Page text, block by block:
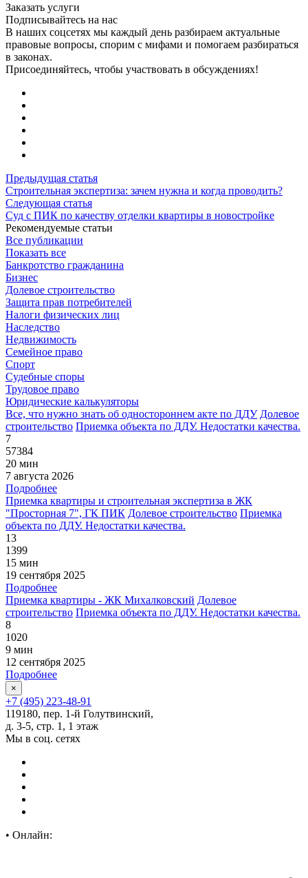
Заказать услуги
Подписывайтесь на нас
В наших соцсетях мы каждый день разбираем актуальные
правовые вопросы, спорим с мифами и помогаем разбираться
в законах.
Присоединяйтесь, чтобы участвовать в обсуждениях!
Предыдущая статья
Строительная экспертиза: зачем нужна и когда проводить?
Следующая статья
Суд с ПИК по качеству отделки квартиры в новостройке
Рекомендуемые статьи
Все публикации
Показать все
Банкротство гражданина
Бизнес
Долевое строительство
Защита прав потребителей
Налоги физических лиц
Наследство
Недвижимость
Семейное право
Спорт
Судебные споры
Трудовое право
Юридические калькуляторы
Все, что нужно знать об одностороннем акте по ДДУ Долевое
строительство Приемка объекта по ДДУ. Недостатки качества.
7
57384
20 мин
7 августа 2026
Подробнее
Приемка квартиры и строительная экспертиза в ЖК
"Просторная 7", ГК ПИК Долевое строительство Приемка
объекта по ДДУ. Недостатки качества.
13
1399
15 мин
19 сентября 2025
Подробнее
Приемка квартиры - ЖК Михалковский Долевое
строительство Приемка объекта по ДДУ. Недостатки качества.
8
1020
9 мин
12 сентября 2025
Подробнее
×
+7 (495) 223-48-91
119180, пер. 1-й Голутвинский,
д. 3-5, стр. 1, 1 этаж
Мы в соц. сетях
• Онлайн: